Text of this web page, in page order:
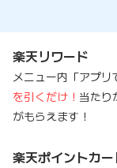
楽天リワード
メニュー内「アプリ
を引くだけ！ 当たり
がもらえます！
楽天ポイントカー